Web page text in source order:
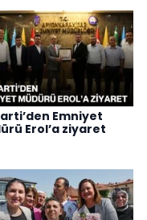
Emniyet
Erol’a ziyaret